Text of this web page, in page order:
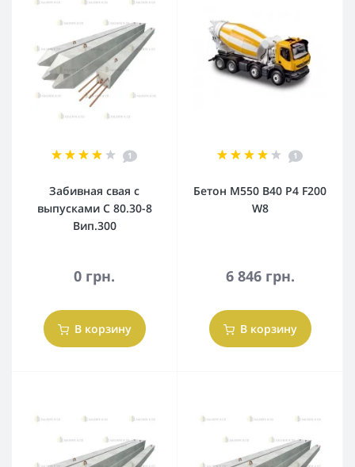
1
Забивная свая с
выпусками С 80.30-8
Вип.300
0 грн.
В корзину
1
Бетон М550 В40 Р4 F200
W8
6 846 грн.
В корзину